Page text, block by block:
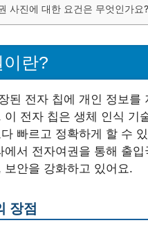
사진에 대한 요건은 무엇인가요?
란?
된 전자 칩에 개인 정보를
이 전자 칩은 생체 인식 기
빠르고 정확하게 할 수
에서 전자여권을 통해 출입
보안을 강화하고 있어요.
장점